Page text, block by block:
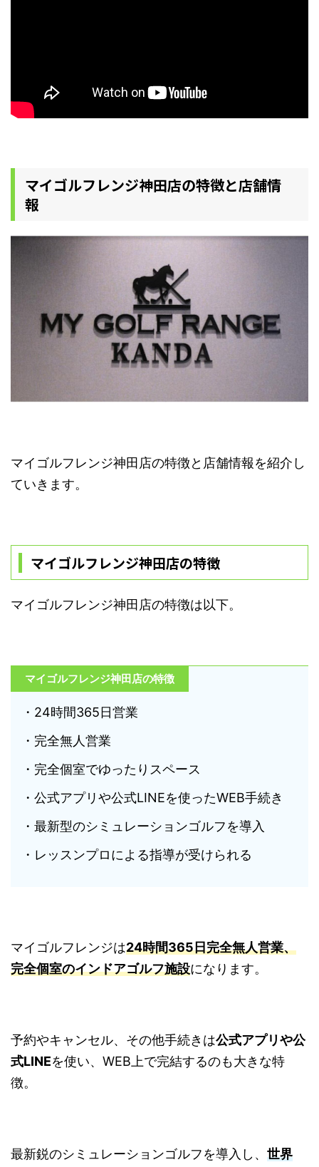
マイゴルフレンジ神田店の特徴と店舗情
報
マイゴルフレンジ神田店の特徴と店舗情報を紹介し
ていきます。
マイゴルフレンジ神田店の特徴
マイゴルフレンジ神田店の特徴は以下。
マイゴルフレンジ神田店の特徴
・24時間365日営業
・完全無人営業
・完全個室でゆったりスペース
・公式アプリや公式LINEを使ったWEB手続き
・最新型のシミュレーションゴルフを導入
・レッスンプロによる指導が受けられる
マイゴルフレンジは24時間365日完全無人営業、
完全個室のインドアゴルフ施設になります。
予約やキャンセル、その他手続きは公式アプリや公
式LINEを使い、WEB上で完結するのも大きな特
徴。
最新鋭のシミュレーションゴルフを導入し、 世界